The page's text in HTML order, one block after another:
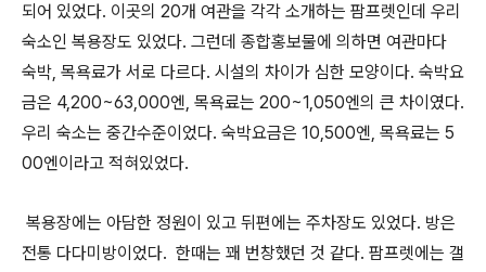
되어 있었다. 이곳의 20개 여관을 각각 소개하는 팜프렛인데 우리
숙소인 복용장도 있었다. 그런데 종합홍보물에 의하면 여관마다
숙박, 목욕료가 서로 다르다. 시설의 차이가 심한 모양이다. 숙박요
금은 4,200~63,000엔, 목욕료는 200~1,050엔의 큰 차이였다.
우리 숙소는 중간수준이었다. 숙박요금은 10,500엔, 목욕료는 5
00엔이라고 적혀있었다.
복용장에는 아담한 정원이 있고 뒤편에는 주차장도 있었다. 방은
전통 다다미방이었다. 한때는 꽤 번창했던 것 같다. 팜프렛에는 갤